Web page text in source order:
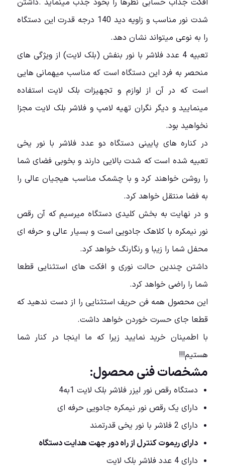
افکت جذاب حسابی نظرها را بخود جذب مینماید .داشتن
شدت نور مناسب و زاویه دید 140 درجه قدرت این دستگاه
را به نوعی میتواند نشان دهد.
تعبیه 4 عدد فلاشر با نور بنفش (بلک لایت) از ویژگی های
منحصر به فرد این دستگاه است که مناسب میهمانی هایی
است که در آن از لوازم و تجهیزات بلک لایت استفاده
مینمایید و دیگر نگران تهیه لامپ و فلاشر بلک لایت مجزا
نخواهید بود.
در کناره های پایینی دستگاه دو عدد فلاشر با نور یخی
تعبیه شده است که شدت بالایی دارند و بخوبی فضای شما
را روشن خواهند کرد و با چشمک مناسب هیجیان عالی را
به فضا منتقل خواهد کرد.
و در نهایت به بخش کلیدی دستگاه میرسیم که آن رقص
نور نیمکره با کلاهک جادویی است و بسیار عالی و حرفه ای
محفل شما را زیبا و رنگارنگ خواهد کرد.
داشتن چندین حالت نوری و افکت های استثنایی قطعا
شما را راضی خواهد کرد.
این محصول همه فن حریف استثنایی را از دست ندهید که
قطعا جای حسرت خوردن خواهد داشت.
با اطمینان خرید نمایید زیرا که ما اینجا در کنار شما
هستیم!!!
مشخصات فنی محصول:
دستگاه رقص نور لیزر فلاشر بلک لایت 1به4
دارای یک رقص نور نیمکره جادویی حرفه ای
دارای 2 فلاشر با نور یخی قدرتمند
دارای ریموت کنترل از راه دور جهت هدایت دستگاه
دارای 4 عدد فلاشر بلک لایت